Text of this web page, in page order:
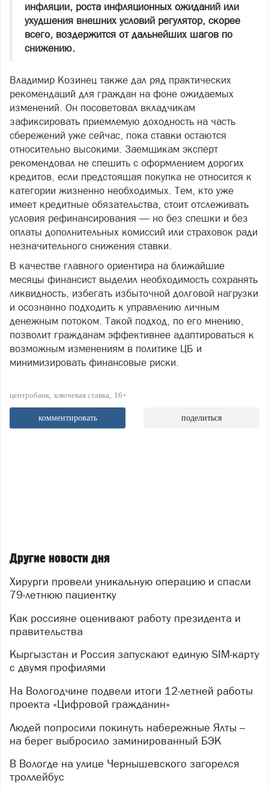
инфляции, роста инфляционных ожиданий или
ухудшения внешних условий регулятор, скорее
всего, воздержится от дальнейших шагов по
снижению.
Владимир Козинец также дал ряд практических
рекомендаций для граждан на фоне ожидаемых
изменений. Он посоветовал вкладчикам
зафиксировать приемлемую доходность на часть
сбережений уже сейчас, пока ставки остаются
относительно высокими. Заемщикам эксперт
рекомендовал не спешить с оформлением дорогих
кредитов, если предстоящая покупка не относится к
категории жизненно необходимых. Тем, кто уже
имеет кредитные обязательства, стоит отслеживать
условия рефинансирования — но без спешки и без
оплаты дополнительных комиссий или страховок ради
незначительного снижения ставки.
В качестве главного ориентира на ближайшие
месяцы финансист выделил необходимость сохранять
ликвидность, избегать избыточной долговой нагрузки
и осознанно подходить к управлению личным
денежным потоком. Такой подход, по его мнению,
позволит гражданам эффективнее адаптироваться к
возможным изменениям в политике ЦБ и
минимизировать финансовые риски.
центробанк ключевая ставка 16+
комментировать поделиться
Другие новости дня
Хирурги провели уникальную операцию и спасли
79‑летнюю пациентку
Как россияне оценивают работу президента и
правительства
Кыргызстан и Россия запускают единую SIM-карту
с двумя профилями
На Вологодчине подвели итоги 12-летней работы
проекта «Цифровой гражданин»
Людей попросили покинуть набережные Ялты –
на берег выбросило заминированный БЭК
В Вологде на улице Чернышевского загорелся
троллейбус